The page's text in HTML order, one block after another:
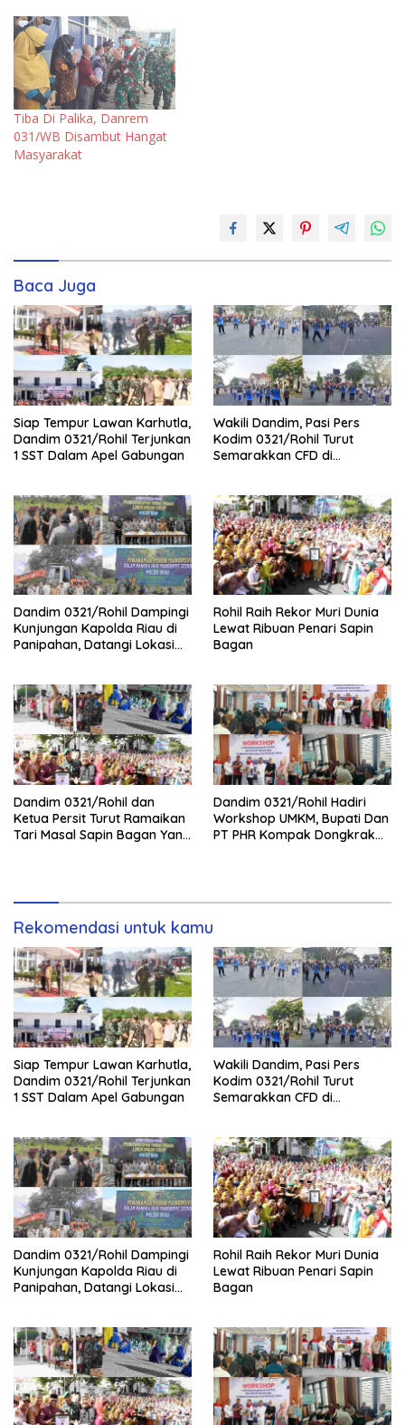
Tiba Di Palika, Danrem
031/WB Disambut Hangat
Masyarakat
Baca Juga
Siap Tempur Lawan Karhutla,
Dandim 0321/Rohil Terjunkan
1 SST Dalam Apel Gabungan
Wakili Dandim, Pasi Pers
Kodim 0321/Rohil Turut
Semarakkan CFD di
Dandim 0321/Rohil Dampingi
Kunjungan Kapolda Riau di
Panipahan, Datangi Lokasi
Rohil Raih Rekor Muri Dunia
Lewat Ribuan Penari Sapin
Bagan
Dandim 0321/Rohil dan
Ketua Persit Turut Ramaikan
Tari Masal Sapin Bagan Yang
Dandim 0321/Rohil Hadiri
Workshop UMKM, Bupati Dan
PT PHR Kompak Dongkrak
Rekomendasi untuk kamu
Siap Tempur Lawan Karhutla,
Dandim 0321/Rohil Terjunkan
1 SST Dalam Apel Gabungan
Wakili Dandim, Pasi Pers
Kodim 0321/Rohil Turut
Semarakkan CFD di
Dandim 0321/Rohil Dampingi
Kunjungan Kapolda Riau di
Panipahan, Datangi Lokasi
Rohil Raih Rekor Muri Dunia
Lewat Ribuan Penari Sapin
Bagan